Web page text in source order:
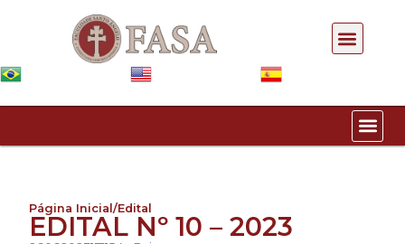
Página Inicial /Edital
EDITAL Nº 10 – 2023